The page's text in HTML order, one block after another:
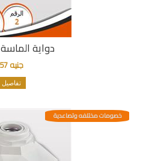
دواية الماسة MV 02
جنيه 57
تفاصيل
خصومات مختلفه وتصاعدية